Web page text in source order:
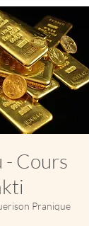
- Cours
Pranique